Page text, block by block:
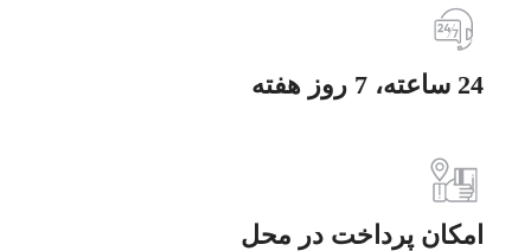
24 ساعته، 7 روز هفته
امکان پرداخت در محل